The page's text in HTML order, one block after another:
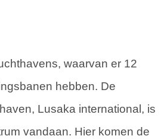
waarvan er 12
hebben. De
Lusaka international, is
vandaan. Hier komen de